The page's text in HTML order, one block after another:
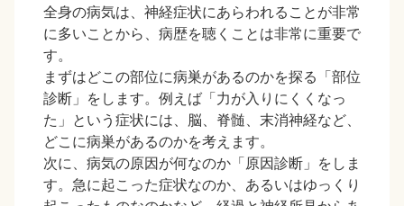
全身の病気は、神経症状にあらわれることが非常
に多いことから、病歴を聴くことは非常に重要で
す。
まずはどこの部位に病巣があるのかを探る「部位
診断」をします。例えば「力が入りにくくなっ
た」という症状には、脳、脊髄、末消神経など、
どこに病巣があるのかを考えます。
次に、病気の原因が何なのか「原因診断」をしま
す。急に起こった症状なのか、あるいはゆっくり